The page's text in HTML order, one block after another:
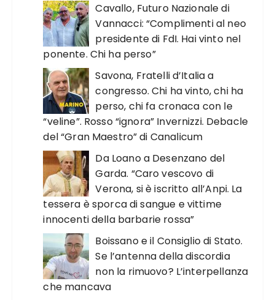
Cavallo, Futuro Nazionale di
Vannacci: “Complimenti al neo
presidente di FdI. Hai vinto nel
ponente. Chi ha perso”
Savona, Fratelli d’Italia a
congresso. Chi ha vinto, chi ha
perso, chi fa cronaca con le
“veline”. Rosso “ignora” Invernizzi. Debacle
del “Gran Maestro” di Canalicum
Da Loano a Desenzano del
Garda. “Caro vescovo di
Verona, si è iscritto all’Anpi. La
tessera è sporca di sangue e vittime
innocenti della barbarie rossa”
Boissano e il Consiglio di Stato.
Se l’antenna della discordia
non la rimuovo? L’interpellanza
che mancava